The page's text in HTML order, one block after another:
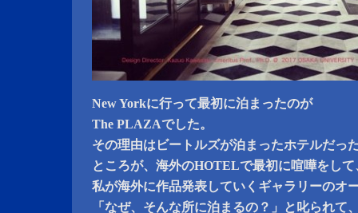
New Yorkに行って最初に泊まったのが
The PLAZAでした。
その理由はビートルズが泊まったホテルだっ
ところが、海外のHOTELで最初に喧嘩をし
私が海外に作品発表していくギャラリーのオ
「なぜ、そんな所に泊まるの？」と叱られて